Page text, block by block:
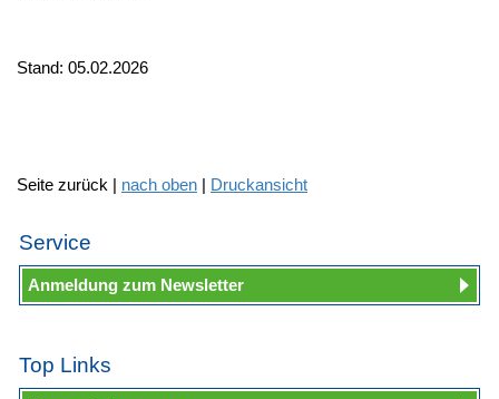
Stand: 05.02.2026
Seite zurück | nach oben | Druckansicht
Service
Anmeldung zum Newsletter
Top Links